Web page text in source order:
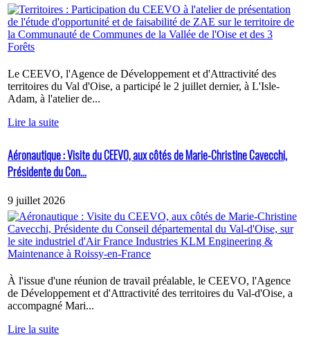
Le CEEVO, l'Agence de Développement et d'Attractivité des
territoires du Val d'Oise, a participé le 2 juillet dernier, à L'Isle-
Adam, à l'atelier de...
Lire la suite
Aéronautique : Visite du CEEVO, aux côtés de Marie-Christine Cavecchi,
Présidente du Con...
9 juillet 2026
À l'issue d'une réunion de travail préalable, le CEEVO, l'Agence
de Développement et d'Attractivité des territoires du Val-d'Oise, a
accompagné Mari...
Lire la suite